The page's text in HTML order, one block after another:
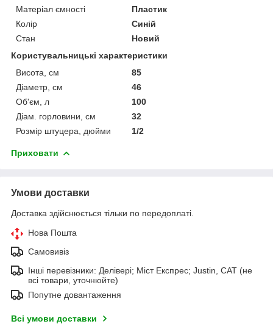
Матеріал ємності
Пластик
Колір
Синій
Стан
Новий
Користувальницькі характеристики
Висота, см
85
Діаметр, см
46
Об'єм, л
100
Діам. горловини, см
32
Розмір штуцера, дюйми
1/2
Приховати
Умови доставки
Доставка здійснюється тільки по передоплаті.
Нова Пошта
Самовивіз
Інші перевізники: Делівері; Міст Експрес; Justin, САТ (не
всі товари, уточнюйте)
Попутне довантаження
Всі умови доставки